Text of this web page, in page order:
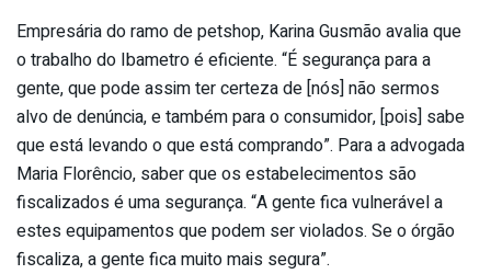
Empresária do ramo de petshop, Karina Gusmão avalia que
o trabalho do Ibametro é eficiente. “É segurança para a
gente, que pode assim ter certeza de [nós] não sermos
alvo de denúncia, e também para o consumidor, [pois] sabe
que está levando o que está comprando”. Para a advogada
Maria Florêncio, saber que os estabelecimentos são
fiscalizados é uma segurança. “A gente fica vulnerável a
estes equipamentos que podem ser violados. Se o órgão
fiscaliza, a gente fica muito mais segura”.